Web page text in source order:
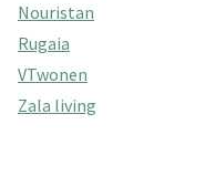
Nouristan
Rugaia
VTwonen
Zala living